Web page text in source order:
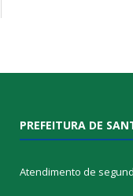
PREFEITURA DE
Atendimento de